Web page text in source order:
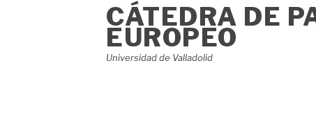
CÁTEDRA DE
EUROPEO
Universidad de Valladolid